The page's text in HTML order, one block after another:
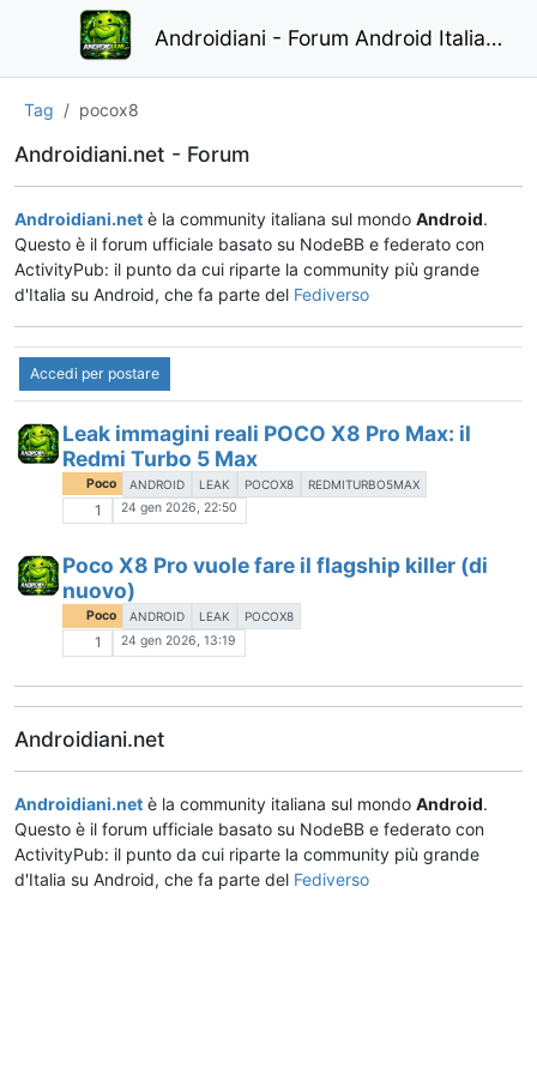
Androidiani - Forum Android Italiano
Tag pocox8
Androidiani.net - Forum
Androidiani.net è la community italiana sul mondo Android.
Questo è il forum ufficiale basato su NodeBB e federato con
ActivityPub: il punto da cui riparte la community più grande
d'Italia su Android, che fa parte del Fediverso
Accedi per postare
Leak immagini reali POCO X8 Pro Max: il
Redmi Turbo 5 Max
Poco ANDROID LEAK POCOX8 REDMITURBO5MAX
1 24 gen 2026, 22:50
Poco X8 Pro vuole fare il flagship killer (di
nuovo)
Poco ANDROID LEAK POCOX8
1 24 gen 2026, 13:19
Androidiani.net
Androidiani.net è la community italiana sul mondo Android.
Questo è il forum ufficiale basato su NodeBB e federato con
ActivityPub: il punto da cui riparte la community più grande
d'Italia su Android, che fa parte del Fediverso